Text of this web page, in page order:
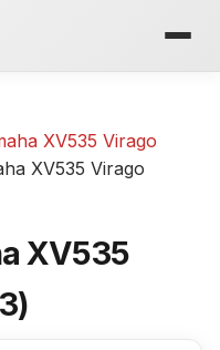
XV535 Virago
XV535 Virago
XV535